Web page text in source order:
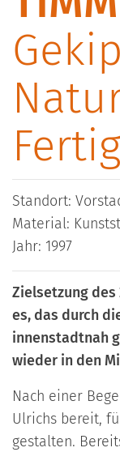
Standort:
Material:
Jahr: 1997
Zielsetzung des
es, das durch
innenstadtnah
wieder in den
Nach einer
Ulrichs bereit,
gestalten.